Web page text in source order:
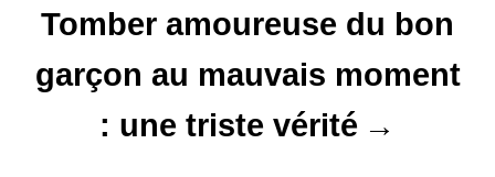
c
Tomber amoureuse du bon
garçon au mauvais moment
: une triste vérité